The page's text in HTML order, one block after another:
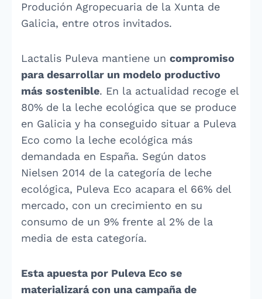
Produción Agropecuaria de la Xunta de
Galicia, entre otros invitados.
Lactalis Puleva mantiene un compromiso
para desarrollar un modelo productivo
más sostenible. En la actualidad recoge el
80% de la leche ecológica que se produce
en Galicia y ha conseguido situar a Puleva
Eco como la leche ecológica más
demandada en España. Según datos
Nielsen 2014 de la categoría de leche
ecológica, Puleva Eco acapara el 66% del
mercado, con un crecimiento en su
consumo de un 9% frente al 2% de la
media de esta categoría.
Esta apuesta por Puleva Eco se
materializará con una campaña de